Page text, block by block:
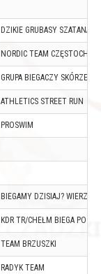
DZIKIE GRUBASY SZATANA
NORDIC TEAM
GRUPA BIEGACZY SKÓRZEC
ATHLETICS STREET RUN
PROSWIM
BIEGAMY DZISIAJ?
KDR TR/CHEŁM BIEGA PO
TEAM BRZUSZKI
RADYK TEAM